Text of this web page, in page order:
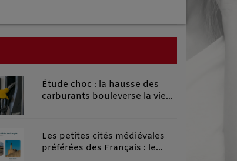
Étude choc : la hausse des
carburants bouleverse la vie
Les petites cités médiévales
préférées des Français : le